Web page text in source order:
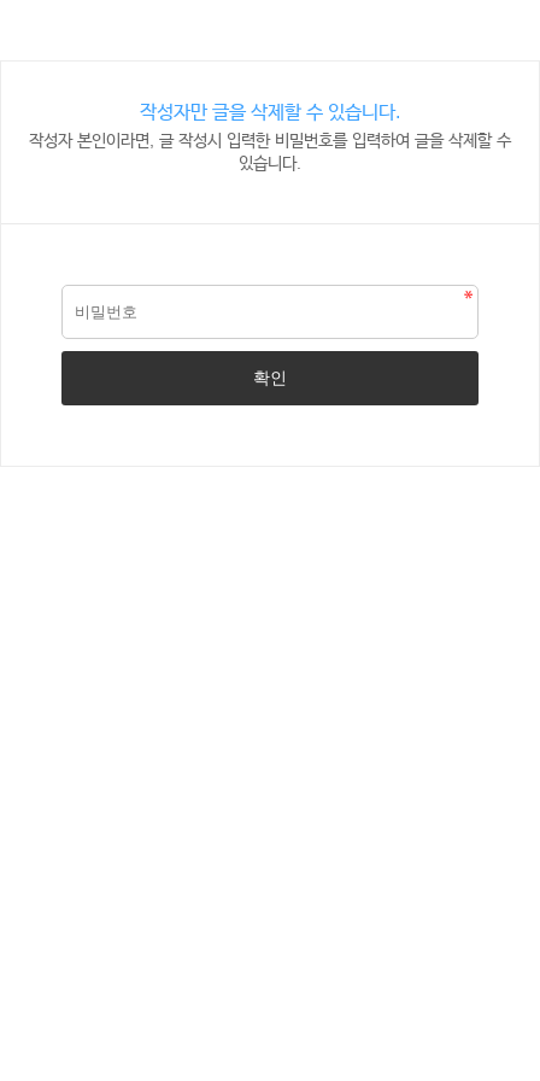
작성자만 글을 삭제할 수 있습니다.
작성자 본인이라면, 글 작성시 입력한 비밀번호를 입력하여 글을 삭제할 수
있습니다.